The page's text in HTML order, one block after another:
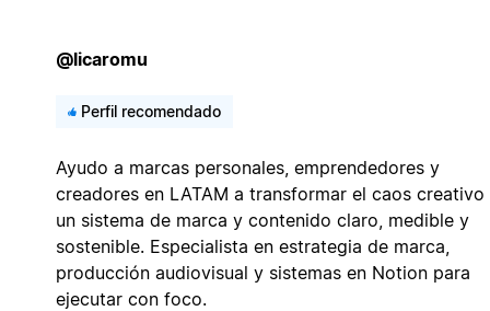
@licaromu
Perfil recomendado
Ayudo a marcas personales, emprendedores y
creadores en LATAM a transformar el caos creativo
un sistema de marca y contenido claro, medible y
sostenible. Especialista en estrategia de marca,
producción audiovisual y sistemas en Notion para
ejecutar con foco.